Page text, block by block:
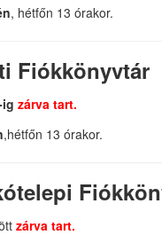
, hétfőn 13 órakor.
Fiókkönyvtár
zárva tart.
,hétfőn 13 órakor.
zárva tart.